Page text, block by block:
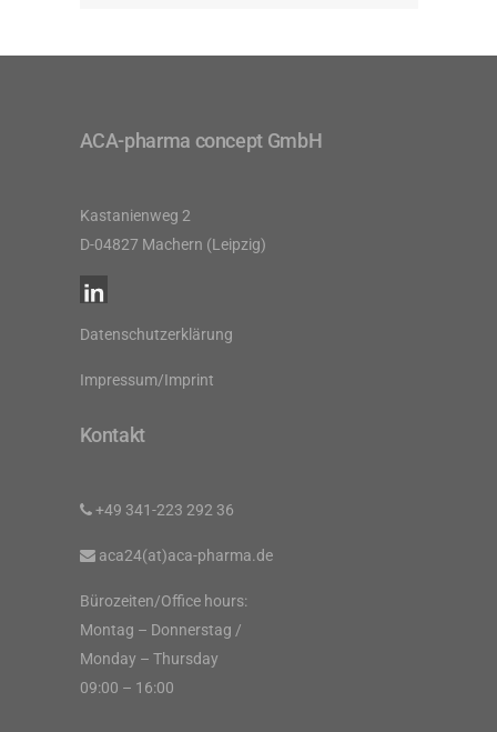
ACA-pharma concept GmbH
Kastanienweg 2
D-04827 Machern (Leipzig)
Datenschutzerklärung
Impressum/Imprint
Kontakt
+49 341-223 292 36
aca24(at)aca-pharma.de
Bürozeiten/Office hours:
Montag – Donnerstag /
Monday – Thursday
09:00 – 16:00